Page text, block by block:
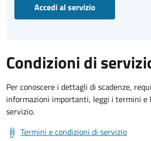
Accedi al servizio
Condizioni di
Per conoscere i dettagli di scadenze,
informazioni importanti, leggi i termini e
servizio.
Termini e condizioni di servizio